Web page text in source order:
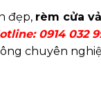
đẹp, rèm cửa
0914 032
chuyên